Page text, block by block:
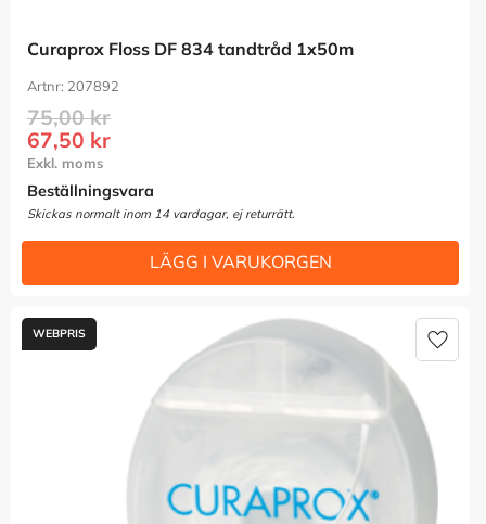
Curaprox Floss DF 834 tandtråd 1x50m
207892
67,50 kr
75,00kr
Beställningsvara
Lägg